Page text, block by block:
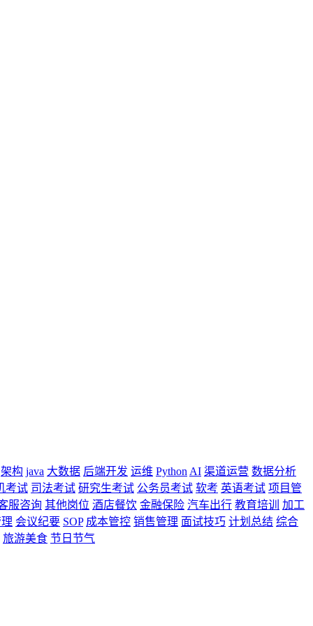
架构 java 大数据 后端开发 运维 Python AI 渠道运营 数据分析
考试 司法考试 研究生考试 公务员考试 软考 英语考试 项目管
服咨询 其他岗位 酒店餐饮 金融保险 汽车出行 教育培训
加工
会议纪要 SOP 成本管控 销售管理 面试技巧 计划总结 综合
旅游美食 节日节气